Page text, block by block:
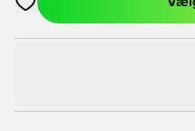
Åbner en Modal til at logge